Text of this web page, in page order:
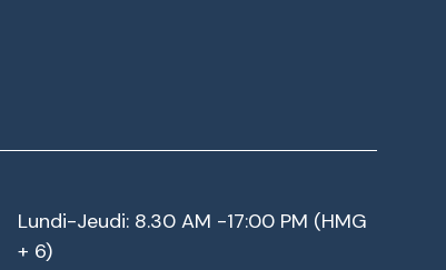
Lundi-Jeudi: 8.30 AM -17:00 PM (HMG
+ 6)